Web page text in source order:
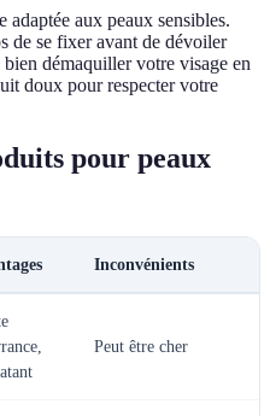
aux peaux sensibles.
de se fixer avant de dévoiler
démaquiller votre visage en
doux pour respecter votre
pour peaux
Inconvénients
Peut être cher